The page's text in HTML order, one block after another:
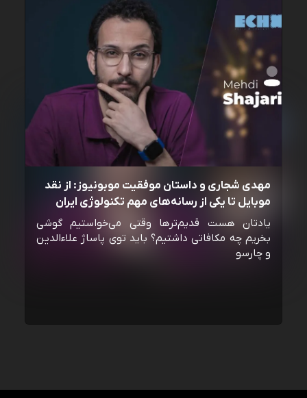
مهدی شجاری و داستان موفقیت موبونیوز: از نقد
موبایل تا یکی از رسانه‌‌های مهم تکنولوژی ایران
یادتان هست قدیم‌ترها وقتی می‌خواستیم گوشی
بخریم چه مکافاتی داشتیم؟ باید توی پاساژ علاءالدین
و چارسو